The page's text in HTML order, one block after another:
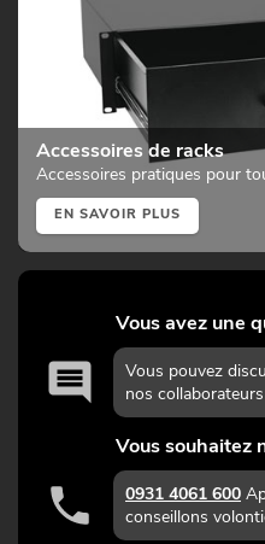
Accessoires de racks
Accessoires pratiques pour
EN SAVOIR PLUS
Vous avez une
Vous pouvez
nos
Vous souhaitez
0931 4061 600
conseillons